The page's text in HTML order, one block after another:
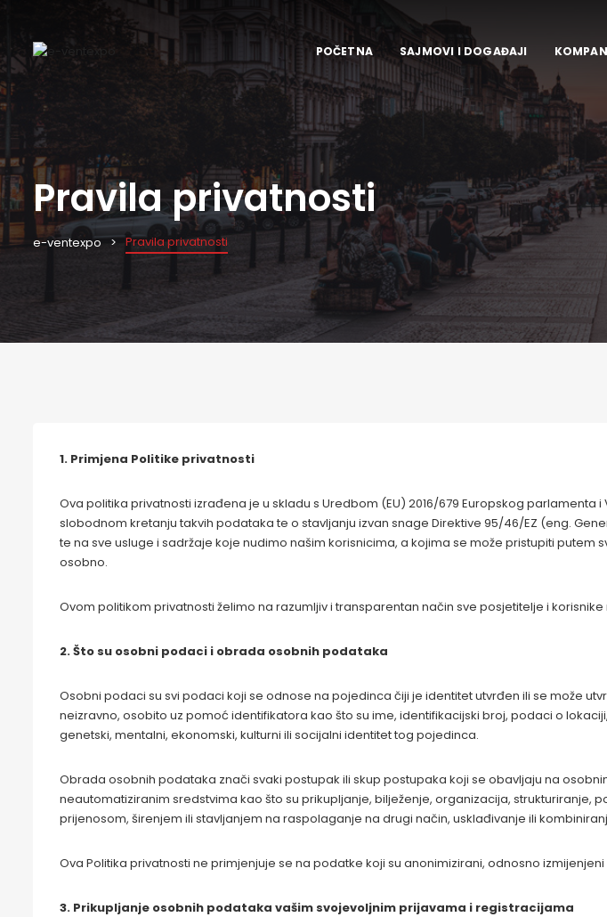
POČETNA SAJMOVI I DOGAĐAJI
Pravila privatnosti
e-ventexpo Pravila privatnosti
1. Primjena Politike privatnosti
Ova politika privatnosti izrađena je u skladu s Uredbom (EU) 2016/679 Europskog
slobodnom kretanju takvih podataka te o stavljanju izvan snage Direktive 95/46/EZ (eng.
te na sve usluge i sadržaje koje nudimo našim korisnicima, a kojima se može pristupiti
osobno.
Ovom politikom privatnosti želimo na razumljiv i transparentan način sve posjetitelje i
2. Što su osobni podaci i obrada osobnih podataka
Osobni podaci su svi podaci koji se odnose na pojedinca čiji je identitet utvrđen ili se može
neizravno, osobito uz pomoć identifikatora kao što su ime, identifikacijski broj, podaci o
genetski, mentalni, ekonomski, kulturni ili socijalni identitet tog pojedinca.
Obrada osobnih podataka znači svaki postupak ili skup postupaka koji se obavljaju na
neautomatiziranim sredstvima kao što su prikupljanje, bilježenje, organizacija,
prijenosom, širenjem ili stavljanjem na raspolaganje na drugi način, usklađivanje ili
Ova Politika privatnosti ne primjenjuje se na podatke koji su anonimizirani, odnosno
3. Prikupljanje osobnih podataka vašim svojevoljnim prijavama i registracijama